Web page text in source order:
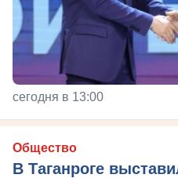
сегодня в 13:00
Общество
В Таганроге